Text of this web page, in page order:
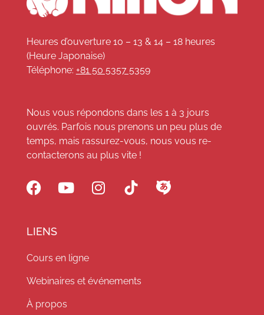
Heures d’ouverture 10 – 13 & 14 – 18 heures
(Heure Japonaise)
Téléphone: +81 50 5357 5359
Nous vous répondons dans les 1 à 3 jours
ouvrés. Parfois nous prenons un peu plus de
temps, mais rassurez-vous, nous vous re-
contacterons au plus vite !
LIENS
Cours en ligne
Webinaires et événements
À propos